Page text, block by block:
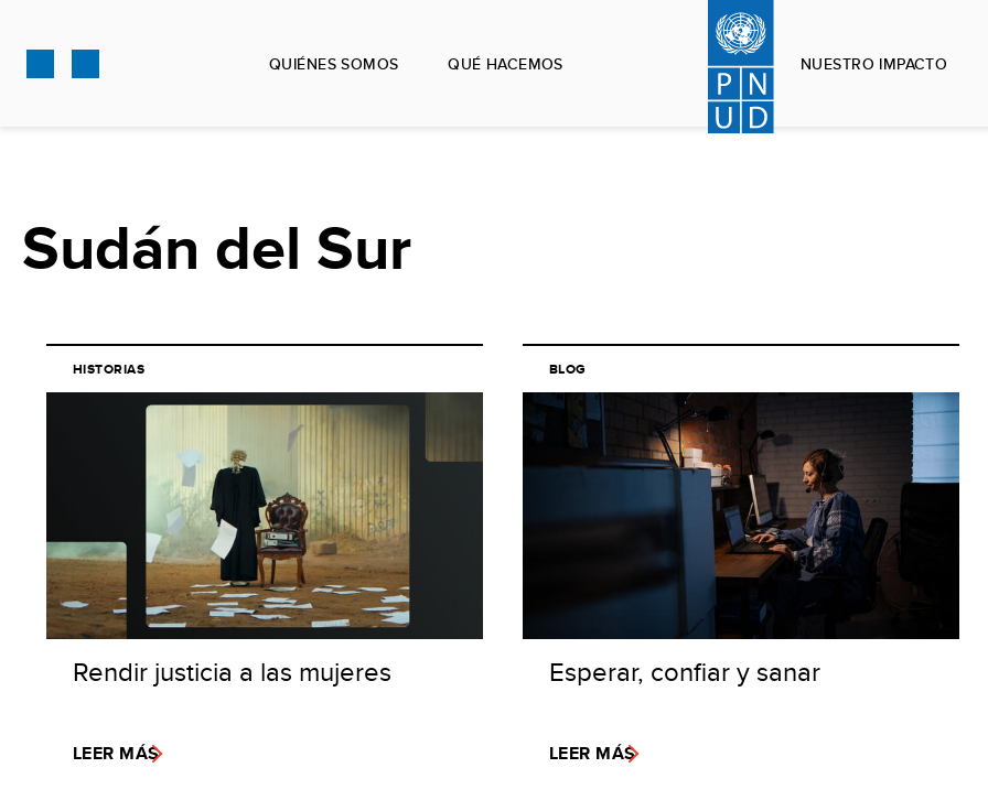
contenido
QUIÉNES SOMOS QUÉ HACEMOS NUESTRO IMPACTO
Sudán del Sur
HISTORIAS
Rendir justicia a las mujeres
LEER MÁS
BLOG
Esperar, confiar y sanar
LEER MÁS